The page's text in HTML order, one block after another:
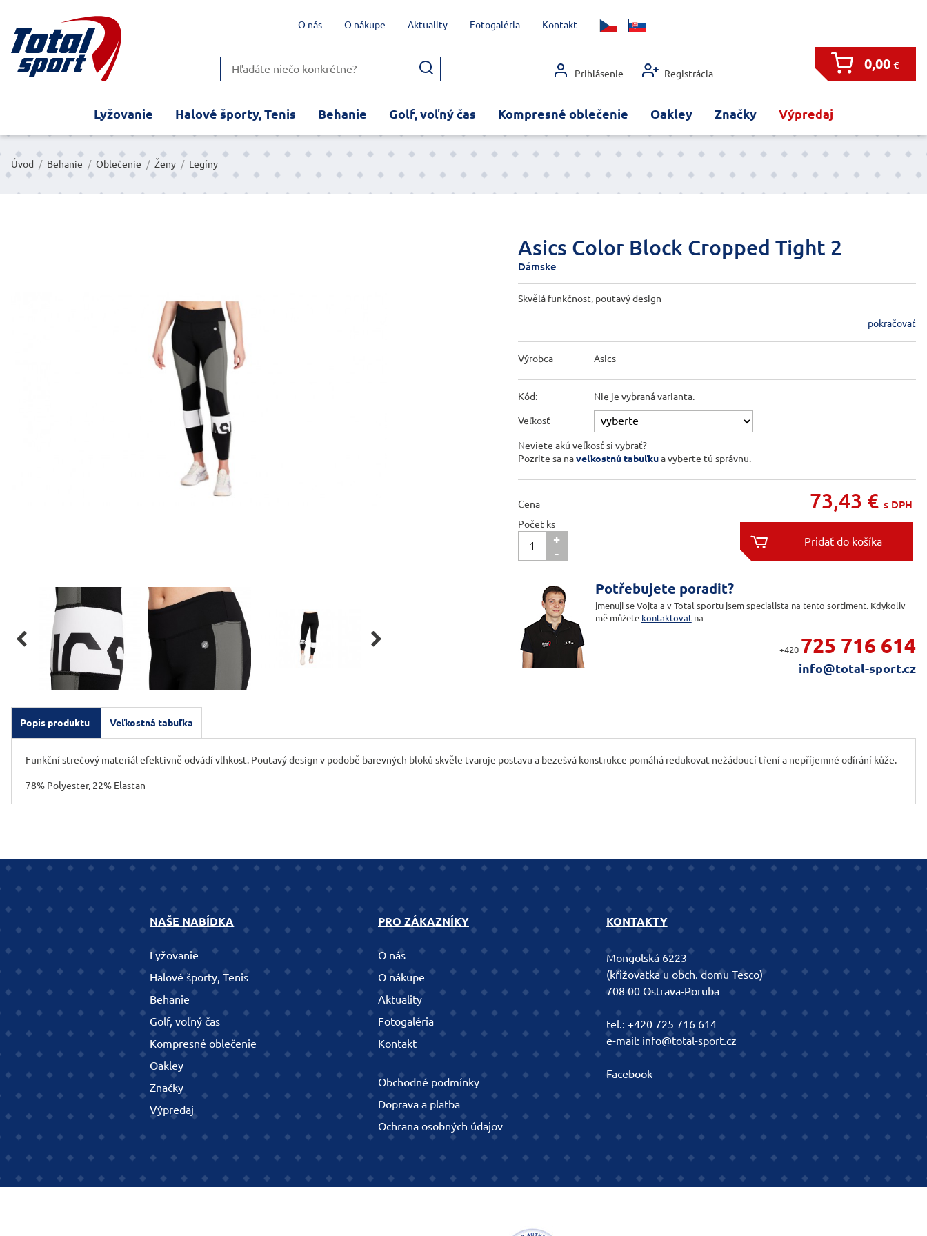
Prihlásenie Registrácia
0,00€
Lyžovanie Halové športy, Tenis Behanie Golf, voľný čas Kompresné oblečenie Oakley Značky Výpredaj
O nás O nákupe Aktuality Fotogaléria Kontakt
Úvod / Behanie / Oblečenie / Ženy / Legíny
 
Asics Color Block Cropped Tight 2
Dámske
Skvělá funkčnost, poutavý design
pokračovať
Výrobca Asics
Kód: Nie je vybraná varianta.
Veľkosť
Neviete akú veľkosť si vybrať?
Pozrite sa naveľkostnú tabuľkua vyberte tú správnu.
Cena 73,43 € s DPH
Počet ks
+
-


Potřebujete poradit?
jmenuji se Vojta a v Total sportu jsem specialista na tento sortiment. Kdykoliv
mě můžete kontaktovatna
+420 725 716 614
info@total-sport.cz
Popis produktu Veľkostná tabuľka
Funkční strečový materiál efektivně odvádí vlhkost. Poutavý design v podobě barevných bloků skvěle tvaruje postavu a bezešvá konstrukce pomáhá redukovat nežádoucí tření a nepříjemné odírání kůže.
78% Polyester, 22% Elastan
NAŠE NABÍDKA
Lyžovanie
Halové športy, Tenis
Behanie
Golf, voľný čas
Kompresné oblečenie
Oakley
Značky
Výpredaj
PRO ZÁKAZNÍKY
O nás
O nákupe
Aktuality
Fotogaléria
Kontakt
Obchodné podmínky
Doprava a platba
Ochrana osobných údajov
KONTAKTY
Mongolská 6223
(křižovatka u obch. domu Tesco)
708 00 Ostrava-Poruba
tel.: +420 725 716 614
e-mail: info@total-sport.cz
Facebook